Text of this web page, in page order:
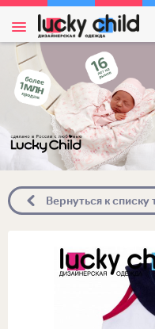
Вернуться к списку